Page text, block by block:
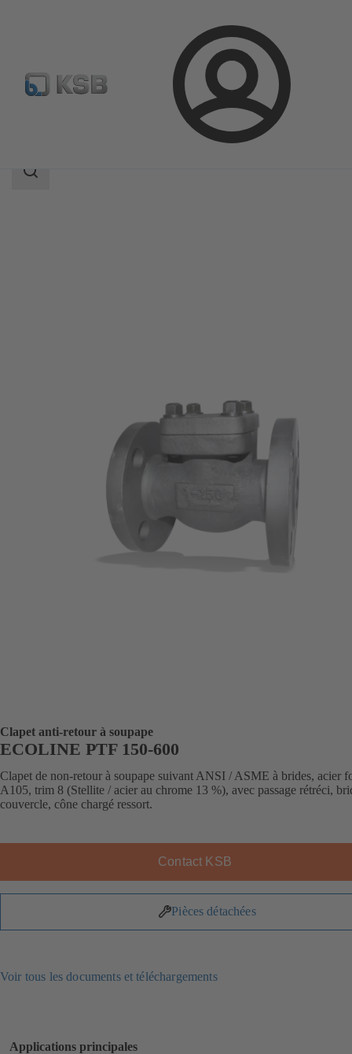
Connexion
Catalogue produits ECOLINE PTF 150-600
Champ
Clapet anti-retour à soupape
ECOLINE PTF 150-600
Clapet de non-retour à soupape suivant ANSI / ASME à brides, acier
A105, trim 8 (Stellite / acier au chrome 13 %), avec passage rétréci,
couvercle, cône chargé ressort.
Contact KSB
Pièces détachées
Voir tous les documents et téléchargements
Applications principales